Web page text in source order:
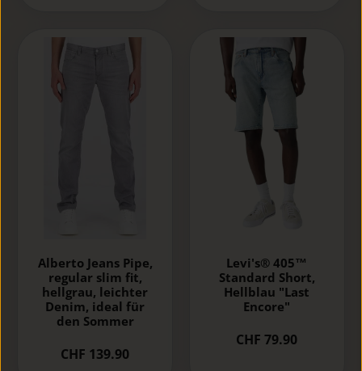
Alberto Jeans Pipe,
regular slim fit,
hellgrau, leichter
Denim, ideal für
den Sommer
CHF 139.90
Levi's® 405™
Standard Short,
Hellblau "Last
Encore"
CHF 79.90